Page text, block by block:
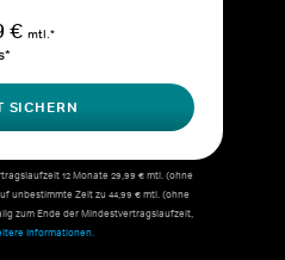
€ mtl.*
SICHERN
12 Monate 29,99 € mtl. (ohne
unbestimmte Zeit zu 44,99 € mtl. (ohne
zum Ende der Mindestvertragslaufzeit,
Informationen.